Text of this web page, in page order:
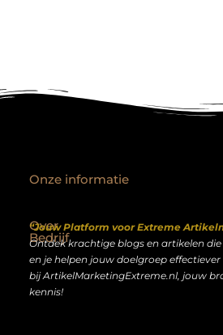
Over
Bedrijf
“Jouw Platform voor Extreme
Ontdek krachtige blogs en artikelen
en je helpen jouw doelgroep
bij ArtikelMarketingExtreme.nl, jouw
kennis!
Onze informatie